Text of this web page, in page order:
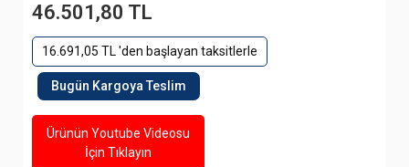
46.501,80 TL
16.691,05 TL 'den başlayan taksitlerle
Bugün Kargoya Teslim
Ürünün Youtube Videosu
İçin Tıklayın